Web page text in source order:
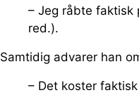
– Jeg råbte faktisk
red.).
Samtidig advarer han
– Det koster